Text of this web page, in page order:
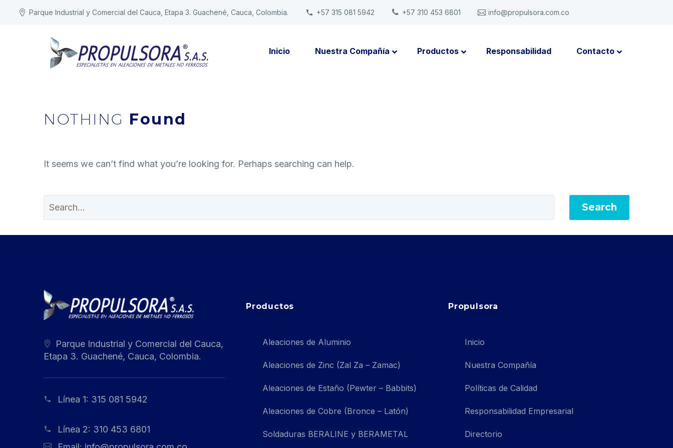
Parque Industrial y Comercial del Cauca, Etapa 3. Guachené, Cauca, Colombia. +57 315 081 5942 +57 310 453 6801 info@propulsora.com.co
Inicio Nuestra Compañía Productos Responsabilidad Contacto
NOTHING Found
It seems we can’t find what you’re looking for. Perhaps searching can help.
Search
Parque Industrial y Comercial del Cauca,
Etapa 3. Guachené, Cauca, Colombia.
Línea 1: 315 081 5942
Línea 2: 310 453 6801
Productos
Aleaciones de Aluminio
Aleaciones de Zinc (Zal Za – Zamac)
Aleaciones de Estaño (Pewter – Babbits)
Aleaciones de Cobre (Bronce – Latón)
Soldaduras BERALINE y BERAMETAL
Propulsora
Inicio
Nuestra Compañía
Políticas de Calidad
Responsabilidad Empresarial
Directorio